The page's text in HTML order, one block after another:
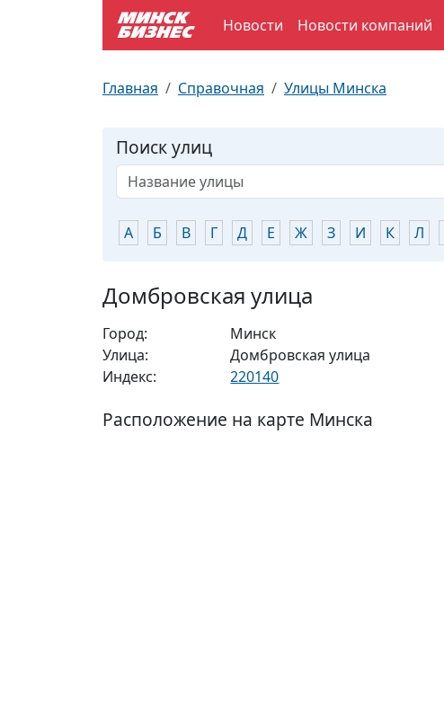
Новости Новости компаний
Главная Справочная Улицы Минска
Поиск улиц
А Б В Г Д Е Ж З И К Л
Домбровская улица
Город:
Минск
Улица:
Домбровская улица
Индекс:
220140
Расположение на карте Минска
Почтовые индексы
Документы для ЗАГСа